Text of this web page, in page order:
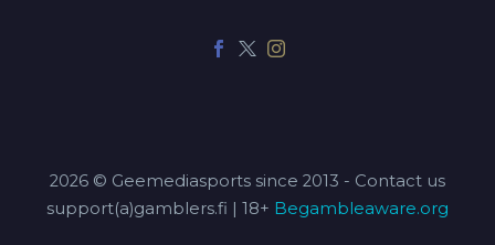
2026 © Geemediasports since 2013 - Contact us
support(a)gamblers.fi | 18+ Begambleaware.org